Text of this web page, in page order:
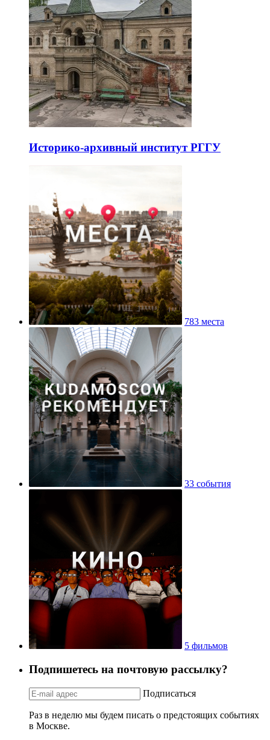
Историко-архивный институт РГГУ
783 места
33 события
5 фильмов
Подпишетесь на почтовую рассылку?
Подписаться
Раз в неделю мы будем писать о предстоящих событиях
в Москве.